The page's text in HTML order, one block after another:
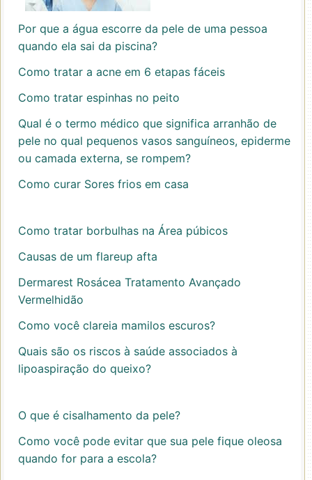
Por que a água escorre da pele de uma pessoa
quando ela sai da piscina?
Como tratar a acne em 6 etapas fáceis
Como tratar espinhas no peito
Qual é o termo médico que significa arranhão de
pele no qual pequenos vasos sanguíneos, epiderme
ou camada externa, se rompem?
Como curar Sores frios em casa
Como tratar borbulhas na Área púbicos
Causas de um flareup afta
Dermarest Rosácea Tratamento Avançado
Vermelhidão
Como você clareia mamilos escuros?
Quais são os riscos à saúde associados à
lipoaspiração do queixo?
O que é cisalhamento da pele?
Como você pode evitar que sua pele fique oleosa
quando for para a escola?